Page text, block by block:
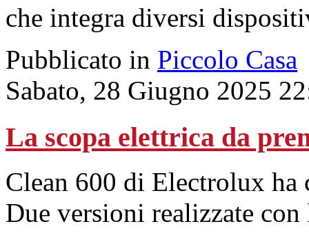
che integra diversi
Pubblicato in Piccolo Casa
Sabato, 28 Giugno 2025
La scopa elettrica da
Clean 600 di Electrolux
Due versioni realizzate